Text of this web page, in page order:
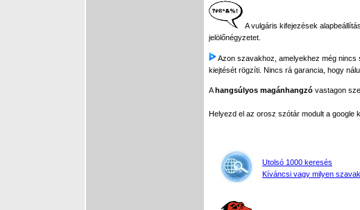
A vulgáris kifejezések
jelölőnégyzetet.
Azon szavakhoz, amelyekhez még nincs
kiejtését rögzíti. Nincs rá garancia, hogy
Ahangsúlyos magánhangzó vastagon
Helyezd el az orosz szótár modult a google
Utolsó 1000 keresés
Kíváncsi vagy milyen